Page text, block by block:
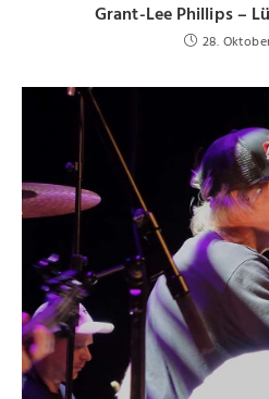
Grant-Lee Phillips –
28.